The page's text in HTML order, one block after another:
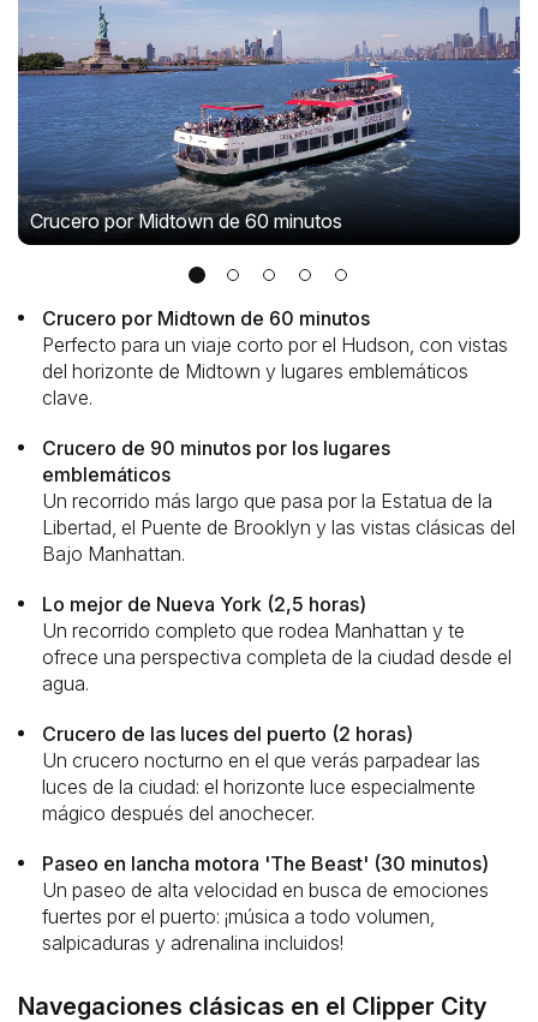
Crucero por Midtown de 60 minutos
Crucero por Midtown de 60 minutos
Perfecto para un viaje corto por el Hudson, con vistas
del horizonte de Midtown y lugares emblemáticos
clave.
Crucero de 90 minutos por los lugares
emblemáticos
Un recorrido más largo que pasa por la Estatua de la
Libertad, el Puente de Brooklyn y las vistas clásicas del
Bajo Manhattan.
Lo mejor de Nueva York (2,5 horas)
Un recorrido completo que rodea Manhattan y te
ofrece una perspectiva completa de la ciudad desde el
agua.
Crucero de las luces del puerto (2 horas)
Un crucero nocturno en el que verás parpadear las
luces de la ciudad: el horizonte luce especialmente
mágico después del anochecer.
Paseo en lancha motora 'The Beast' (30 minutos)
Un paseo de alta velocidad en busca de emociones
fuertes por el puerto: ¡música a todo volumen,
salpicaduras y adrenalina incluidos!
Navegaciones clásicas en el Clipper City